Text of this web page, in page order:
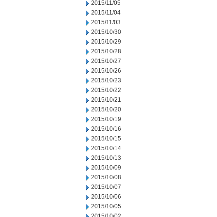
2015/11/05
2015/11/04
2015/11/03
2015/10/30
2015/10/29
2015/10/28
2015/10/27
2015/10/26
2015/10/23
2015/10/22
2015/10/21
2015/10/20
2015/10/19
2015/10/16
2015/10/15
2015/10/14
2015/10/13
2015/10/09
2015/10/08
2015/10/07
2015/10/06
2015/10/05